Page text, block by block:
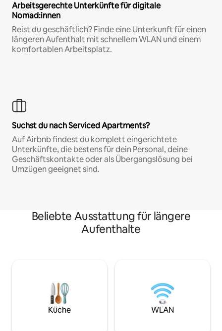
Arbeitsgerechte Unterkünfte für digitale
Nomad:innen
Reist du geschäftlich? Finde eine Unterkunft für einen
längeren Aufenthalt mit schnellem WLAN und einem
komfortablen Arbeitsplatz.
Suchst du nach Serviced Apartments?
Auf Airbnb findest du komplett eingerichtete
Unterkünfte, die bestens für dein Personal, deine
Geschäftskontakte oder als Übergangslösung bei
Umzügen geeignet sind.
Beliebte Ausstattung für längere
Aufenthalte
Küche WLAN